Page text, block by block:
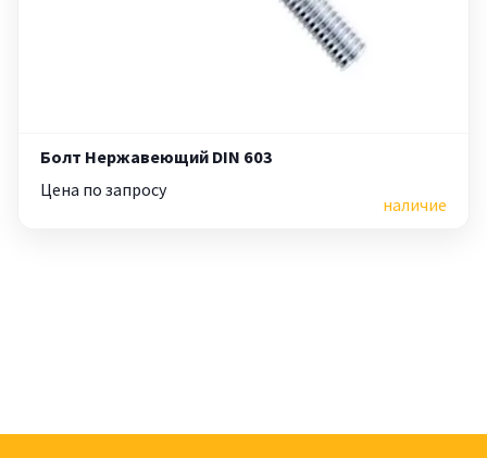
Болт Нержавеющий DIN 603
Цена по запросу
наличие